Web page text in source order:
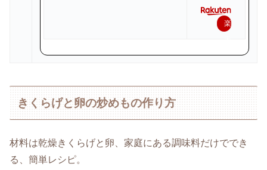
楽
で
入
きくらげと卵の炒めもの作り方
材料は乾燥きくらげと卵、家庭にある調味料だけででき
る、簡単レシピ。